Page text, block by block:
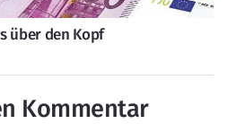
über den Kopf
Kommentar